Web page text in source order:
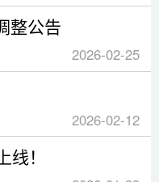
整公告
2026-02-25
2026-02-12
！